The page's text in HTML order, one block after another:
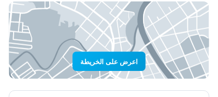
اعرض على الخريطة